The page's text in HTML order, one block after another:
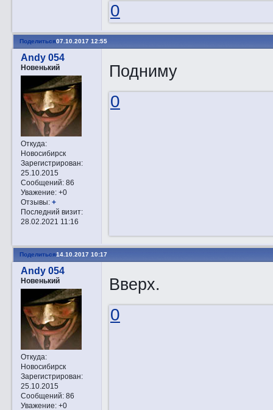
0
Поделиться07.10.2017 12:55
Andy 054
Новенький
Откуда:
Новосибирск
Зарегистрирован:
25.10.2015
Сообщений:86
Уважение: +0
Отзывы: +
Последний визит:
28.02.2021 11:16
Подниму
0
Поделиться14.10.2017 10:17
Andy 054
Новенький
Откуда:
Новосибирск
Зарегистрирован:
25.10.2015
Сообщений:86
Уважение: +0
Вверх.
0